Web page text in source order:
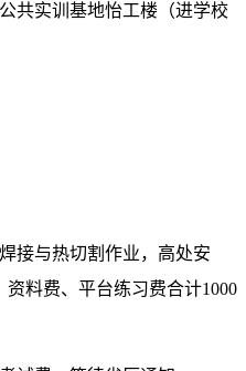
共实训基地怡工楼（进学校
接与热切割作业，高处安
料费、平台练习费合计1000